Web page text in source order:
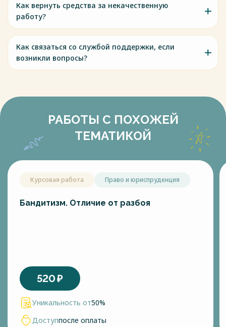
Как вернуть средства за некачественную
работу?
Как связаться со службой поддержки, если
возникли вопросы?
РАБОТЫ С ПОХОЖЕЙ
ТЕМАТИКОЙ
Курсовая работа Право и юриспруденция
Бандитизм. Отличие от разбоя
520₽
Уникальность от50%
Доступпосле оплаты